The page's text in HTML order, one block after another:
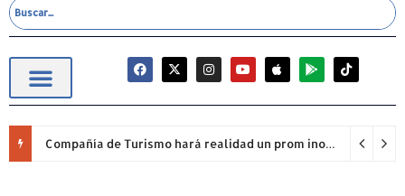
Compañía de Turismo hará realidad un prom inolvidable junto a Jowell para estudiantes de la Escuela Gabriela Mistral